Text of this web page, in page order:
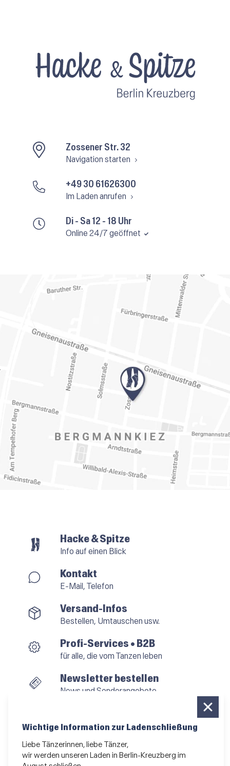
Di - Sa 12 - 18 Uhr
Online 24/7 geöffnet
Zossener Str. 32
Navigation starten
+49 30 61626300
Im Laden anrufen
Hacke & Spitze
Info auf einen Blick
Kontakt
E-Mail, Telefon
Versand-Infos
Bestellen, Umtauschen usw.
Profi-Services • B2B
für alle, die vom Tanzen leben
Newsletter bestellen
News und Sonderangebote
AGB•Impressum• Datenschutz
Wichtige Information zur Ladenschließung
Liebe Tänzerinnen, liebe Tänzer,
wir werden unseren Laden in Berlin-Kreuzberg im